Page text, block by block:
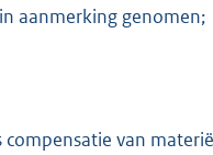
aanmerking genomen;
van